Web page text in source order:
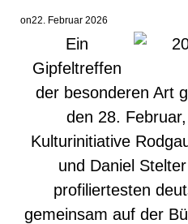
on22. Februar 2026
Ein
Gipfeltreffen
der besonderen Art
den 28.
Kulturinitiative
und Daniel
profiliertesten
gemeinsam auf der